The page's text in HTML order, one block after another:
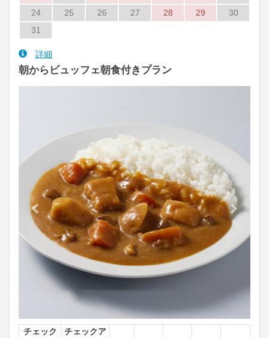
24
25 26 27 28 29
30
31
詳細
朝からビュッフェ朝食付きプラン
チェック
チェックア